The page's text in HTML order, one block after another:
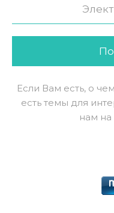
Если Вам есть, о
есть темы для
нам на